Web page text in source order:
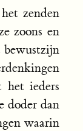
zenden
zoons en
het ieders
doder dan
waarin